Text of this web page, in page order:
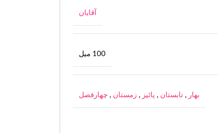
آقایان
100 میل
بهار , تابستان , پائیز , زمستان , چهارفصل